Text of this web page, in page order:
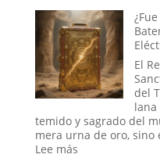
Efecto
Placebo
en
Masa:
Cuando
la
Fe
Colectiva
Moldea
la
El
del
lana
temido y sagrado del
mera urna de oro, sino
Lee más: